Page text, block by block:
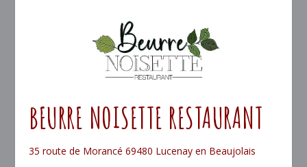
BEURRE NOISETTE RESTAURANT
35 route de Morancé 69480 Lucenay en Beaujolais